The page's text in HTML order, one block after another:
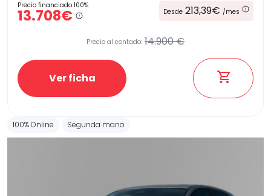
Precio financiado 100%
13.708€ Desde 213,39€ /mes
Precio al contado: 14.900 €
Ver ficha
100% Online Segunda mano